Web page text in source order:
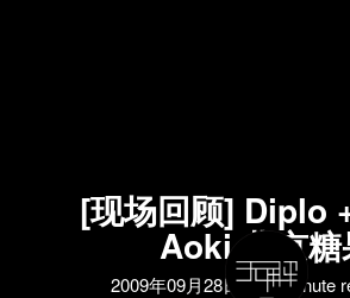
[现场回顾] Diplo
Aoki 北京糖
2009年09月28日 1 minute